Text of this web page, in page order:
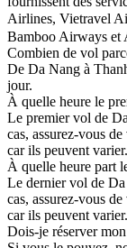
Airlines, Vietravel
Bamboo Airways et
Combien de vol
De Da Nang à
jour.
À quelle heure le
Le premier vol de
cas, assurez-vous
car ils peuvent varier.
À quelle heure part
Le dernier vol de
cas, assurez-vous
car ils peuvent varier.
Dois-je réserver